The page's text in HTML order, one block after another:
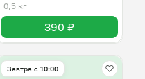
0,5 кг
390 ₽
Завтра c 10:00